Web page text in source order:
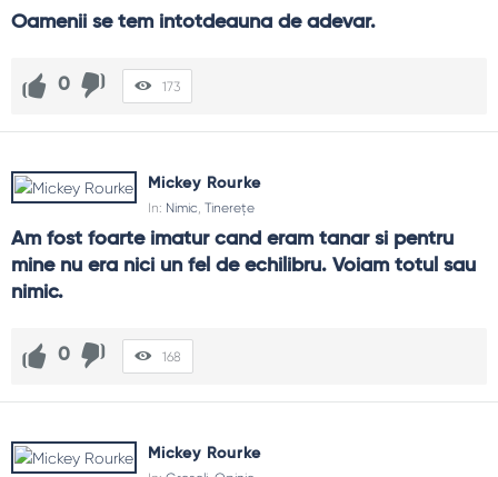
Oamenii se tem intotdeauna de adevar.
0 173
Mickey Rourke
In: Nimic, Tinerețe
Am fost foarte imatur cand eram tanar si pentru
mine nu era nici un fel de echilibru. Voiam totul sau
nimic.
0 168
Mickey Rourke